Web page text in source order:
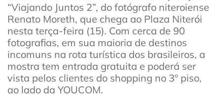
“Viajando Juntos 2”, do fotógrafo niteroiense
Renato Moreth, que chega ao Plaza Niterói
nesta terça-feira (15). Com cerca de 90
fotografias, em sua maioria de destinos
incomuns na rota turística dos brasileiros, a
mostra tem entrada gratuita e poderá ser
vista pelos clientes do shopping no 3º piso,
ao lado da YOUCOM.